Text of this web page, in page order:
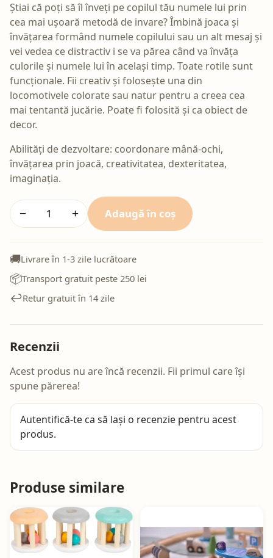
Știai că poți să îl înveți pe copilul tău numele lui prin
cea mai ușoară metodă de invare? Îmbină joaca și
învățarea formând numele copilului sau un alt mesaj și
vei vedea ce distractiv i se va părea când va învăța
culorile și numele lui în același timp. Toate rotile sunt
funcționale. Fii creativ și folosește una din
locomotivele colorate sau natur pentru a creea cea
mai tentantă jucărie. Poate fi folosită și ca obiect de
decor.
Abilități de dezvoltare: coordonare mână-ochi,
învățarea prin joacă, creativitatea, dexteritatea,
imaginația.
− + Adaugă în coș
🚚Livrare în 1-3 zile lucrătoare
📦Transport gratuit peste 250 lei
↩️Retur gratuit în 14 zile
Recenzii
Acest produs nu are încă recenzii. Fii primul care își
spune părerea!
Autentifică-te ca să lași o recenzie pentru acest
produs.
Produse similare